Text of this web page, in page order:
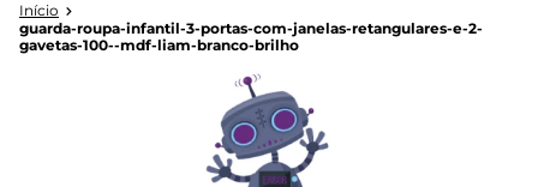
guarda-roupa-infantil-3-portas-com-janelas-retangulares-e-2-
gavetas-100--mdf-liam-branco-brilho
7º
cama infantil